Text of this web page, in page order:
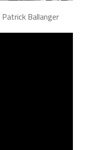
Ballanger